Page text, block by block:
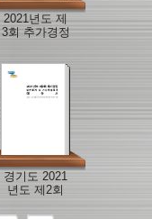
2021년도 제
3회 추가경정
경기도 2021
년도 제2회